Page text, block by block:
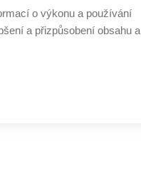
o výkonu a používání
a přizpůsobení obsahu a